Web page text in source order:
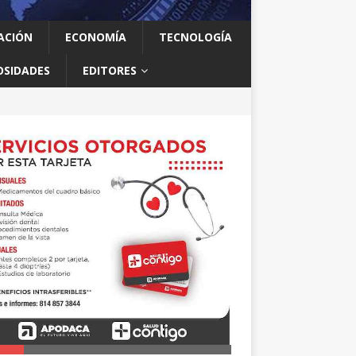
ECONOMÍA TECNOLOGÍA
EDITORES